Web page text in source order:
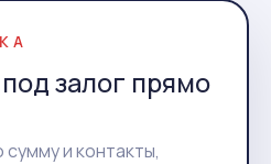
залог прямо
и контакты,